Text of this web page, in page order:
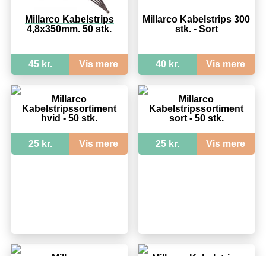
Millarco Kabelstrips
4,8x350mm. 50 stk.
45 kr. Vis mere
Millarco Kabelstrips 300
stk. - Sort
40 kr. Vis mere
Millarco
Kabelstripssortiment
hvid - 50 stk.
25 kr. Vis mere
Millarco
Kabelstripssortiment
sort - 50 stk.
25 kr. Vis mere